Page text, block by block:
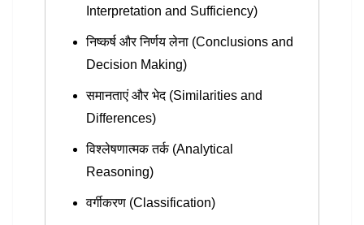
Interpretation and Sufficiency)
निष्कर्ष और निर्णय लेना (Conclusions and
Decision Making)
समानताएं और भेद (Similarities and
Differences)
विश्लेषणात्मक तर्क (Analytical
Reasoning)
वर्गीकरण (Classification)